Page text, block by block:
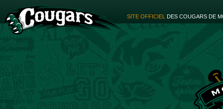
SITE OFFICIEL DES COUGARS DE